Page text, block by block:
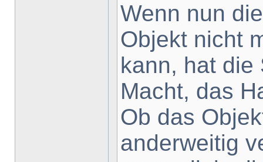
Wenn nun
Objekt nicht
kann, hat die
Macht, das
Ob das
anderweitig